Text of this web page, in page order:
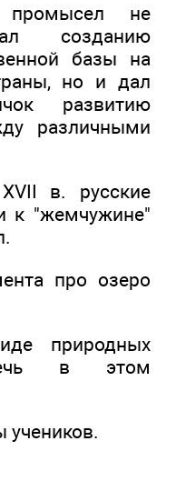
промысел не
созданию
базы на
но и дал
развитию
различными
в. русские
к "жемчужине"
про озеро
природных
в этом